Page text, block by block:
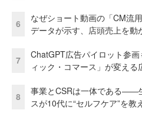
6
なぜショート動画の「CM流
データが示す、店頭売上を動
7
ChatGPT広告パイロット参
ィック・コマース」が変える
8
事業とCSRは一体である――
スが10代に“セルフケア”を教